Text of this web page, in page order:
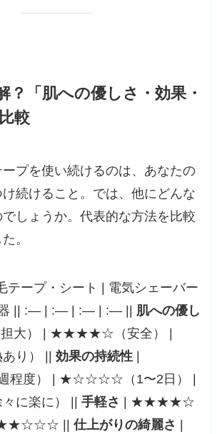
？「肌への優しさ・効果・
較
プを使い続けるのは、あなたの
続けること。では、他にどんな
しょうか。代表的な方法を比較
。
テープ・シート | 電気シェーバー
器 || :— | :— | :— | :— || 肌への優し
大） | ★★★★☆（安全） |
り） ||効果の持続性 |
度） | ★☆☆☆☆（1〜2日） |
に楽に） ||手軽さ | ★★★★☆
||仕上がりの綺麗さ |